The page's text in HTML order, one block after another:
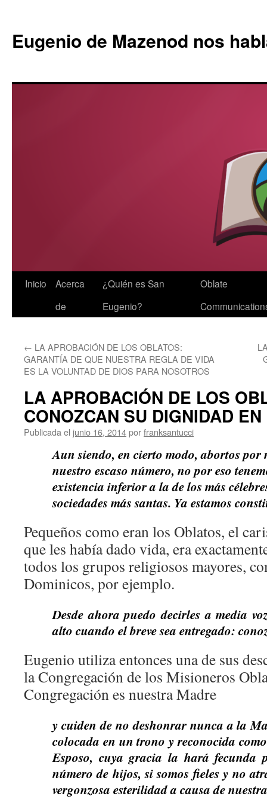
Eugenio de Mazenod nos
Saltar
Inicio
Acerca
de
¿Quién es San
Eugenio?
Oblate
← LA APROBACIÓN DE LOS OBLATOS:
GARANTÍA DE QUE NUESTRA REGLA DE VIDA
ES LA VOLUNTAD DE DIOS PARA NOSOTROS
LA APROBACIÓN DE LOS
CONOZCAN SU DIGNIDAD
Publicada el junio 16, 2014porfranksantucci
Aun siendo, en cierto modo, abortos
nuestro escaso número, no por eso
existencia inferior a la de los más
sociedades más santas. Ya estamos
Pequeños como eran los Oblatos, el
que les había dado vida, era
todos los grupos religiosos mayores,
Dominicos, por ejemplo.
Desde ahora puedo decirles a media
alto cuando el breve sea entregado:
Eugenio utiliza entonces una de sus
la Congregación de los Misioneros
Congregación es nuestra Madre
y cuiden de no deshonrar nunca a la
colocada en un trono y reconocida
Esposo, cuya gracia la hará fecunda
número de hijos, si somos fieles y no
vergonzosa esterilidad a causa de